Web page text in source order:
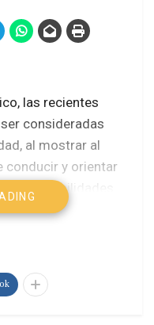
las recientes
consideradas
al mostrar al
conducir y orientar
debilitado y
proceso